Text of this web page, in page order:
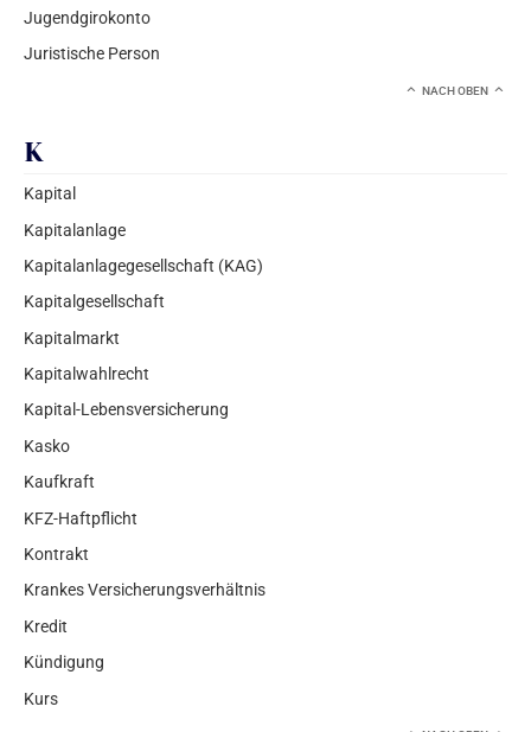
Jugendgirokonto
Juristische Person
NACH OBEN
K
Kapital
Kapitalanlage
Kapitalanlagegesellschaft (KAG)
Kapitalgesellschaft
Kapitalmarkt
Kapitalwahlrecht
Kapital-Lebensversicherung
Kasko
Kaufkraft
KFZ-Haftpflicht
Kontrakt
Krankes Versicherungsverhältnis
Kredit
Kündigung
Kurs